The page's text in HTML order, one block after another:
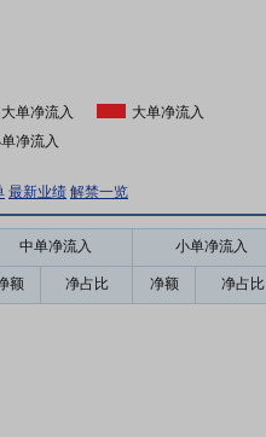
单净流入
大单净流入
净流入
最新业绩 解禁一览
中单净流入 小单净流入
额 净占比 净额 净占比